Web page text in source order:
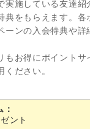
実施している友達紹
典をもらえます。各
ーンの入会特典や詳
お得にポイントサ
ください。
ント